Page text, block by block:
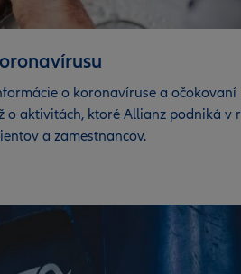
o koronavíruse a
o aktivitách, ktoré Allianz podniká v
a zamestnancov.